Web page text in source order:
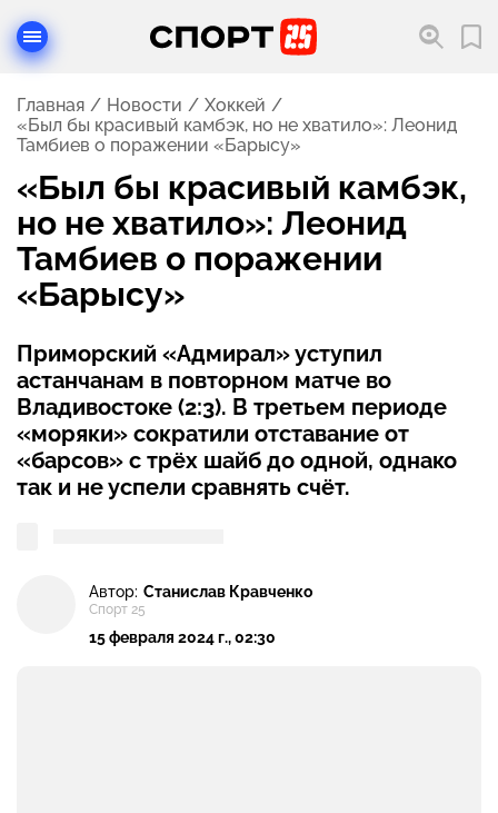
Главная Новости
Хоккей
«Был бы красивый камбэк, но не хватило»: Леонид
Тамбиев о поражении «Барысу»
«Был бы красивый камбэк,
но не хватило»: Леонид
Тамбиев о поражении
«Барысу»
Приморский «Адмирал» уступил
астанчанам в повторном матче во
Владивостоке (2:3). В третьем периоде
«моряки» сократили отставание от
«барсов» с трёх шайб до одной, однако
так и не успели сравнять счёт.
Автор: Станислав Кравченко
Спорт 25
15 февраля 2024 г., 02:30